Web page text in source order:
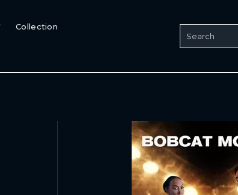
Collection